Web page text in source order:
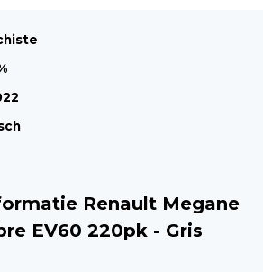
Renault Megane
EV60 220pk - Gris